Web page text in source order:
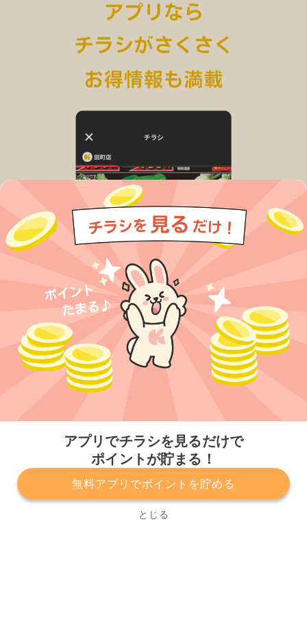
アプリでチラシを見るだけで
ポイントが貯まる！
無料アプリでポイントを貯める
とじる
プライバシーポリシー 利用規約
運営会社
サービスに関してのお問い合わせ